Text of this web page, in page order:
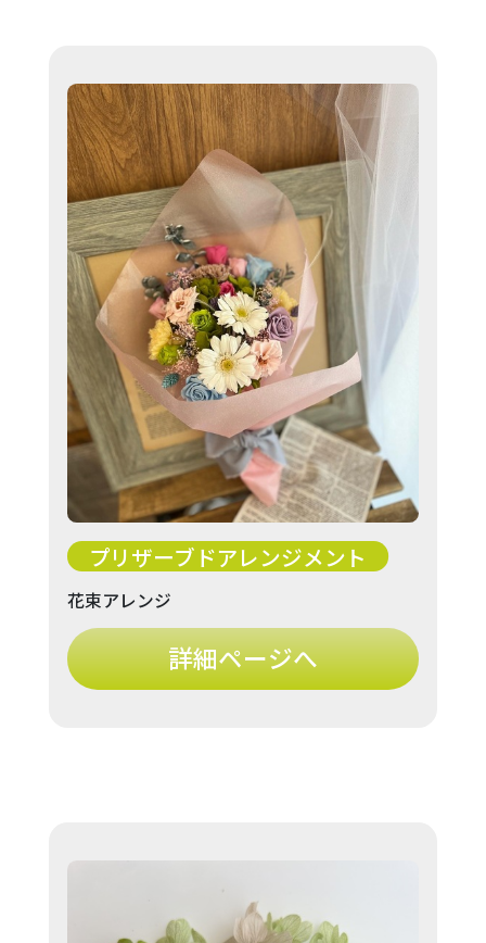
プリザーブドアレンジメント
花束アレンジ
詳細ページへ